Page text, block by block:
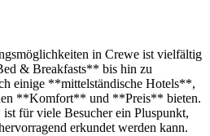
in Crewe ist vielfältig
& Breakfasts** bis hin zu
einige **mittelständische Hotels**,
**Komfort** und **Preis** bieten.
für viele Besucher ein Pluspunkt,
erkundet werden kann.